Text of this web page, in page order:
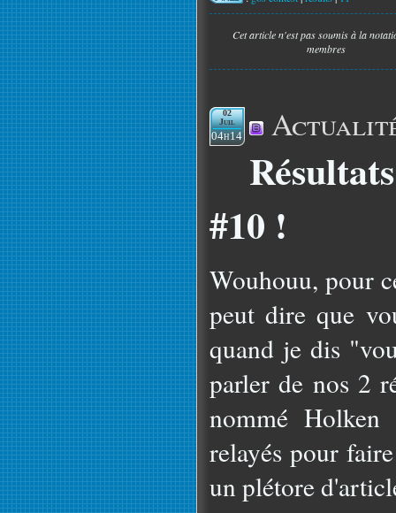
Cet article n'est pas soumis à la
membres
02
Juil
04h14
#10 !
Wouhouu, pour
peut dire que
quand je dis
parler de nos 2
nommé
relayés pour
un plétore